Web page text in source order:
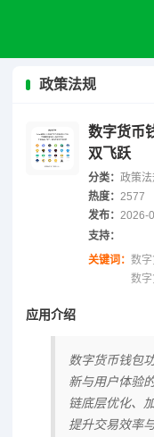
政策法规
数字货币
双飞跃
分类： 政策
热度： 2577
发布： 2026-
支持：
关键词： 数
数
应用介绍
数字货币钱包
新与用户体验
链底层优化、
提升交易效率